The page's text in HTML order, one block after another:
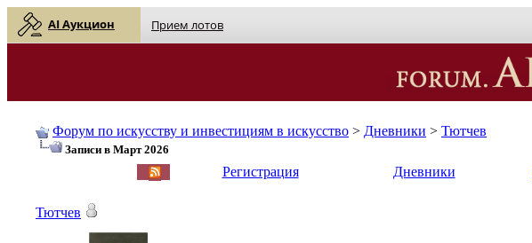
AI Аукцион Прием лотов
Форум по искусству и инвестициям в искусство > Дневники > Тютчев
Записи в Март 2026
Регистрация Дневники
Тютчев